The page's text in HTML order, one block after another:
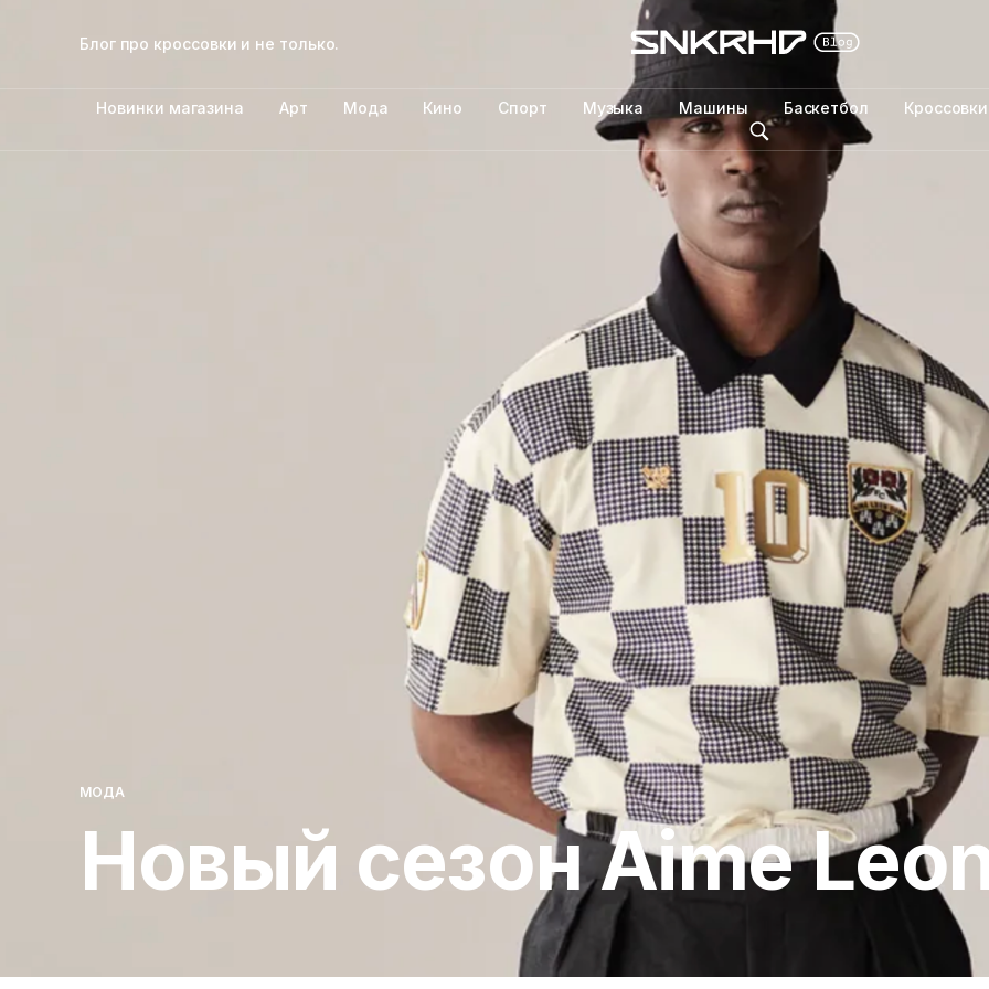
Блог про кроссовки и не только.
Новинки магазина Арт Мода Кино Спорт Музыка Машины Баскетбол Кроссовки
МОДА
Новый сезон Aime